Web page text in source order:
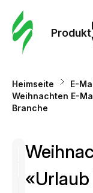
Produkt
Heimseite
E-
Weihnachten E-
Branche